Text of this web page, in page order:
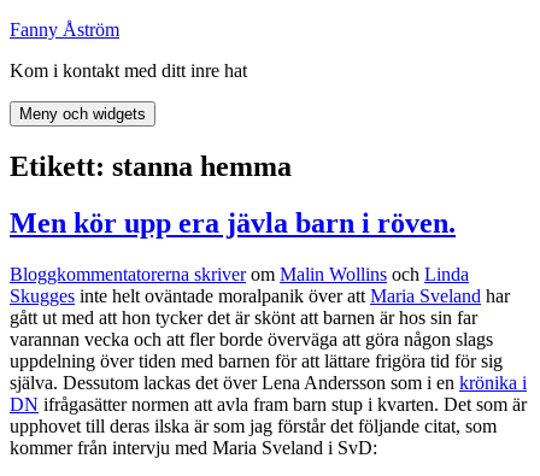
Hoppa
innehåll
Fanny Åström
Kom i kontakt med ditt inre hat
Meny och widgets
Etikett: stanna hemma
Men kör upp era jävla barn i röven.
Bloggkommentatorerna skriverom Malin Wollins och Linda
Skugges inte helt oväntade moralpanik över att Maria Sveland har
gått ut med att hon tycker det är skönt att barnen är hos sin far
varannan vecka och att fler borde överväga att göra någon slags
uppdelning över tiden med barnen för att lättare frigöra tid för sig
själva. Dessutom lackas det över Lena Andersson som i en krönika i
DN ifrågasätter normen att avla fram barn stup i kvarten. Det som är
upphovet till deras ilska är som jag förstår det följande citat, som
kommer från intervju med Maria Sveland i SvD: